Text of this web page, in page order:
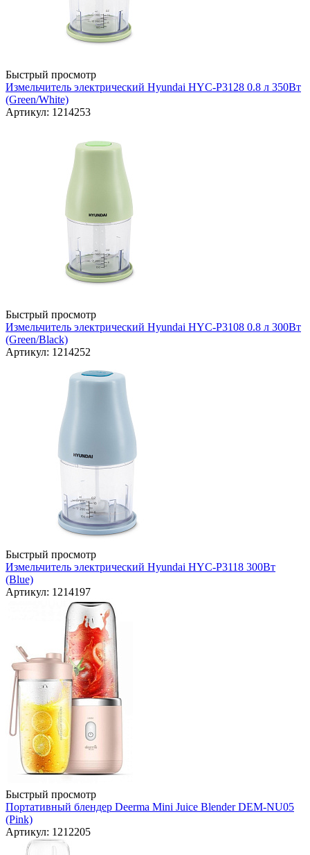
Быстрый просмотр
Измельчитель электрический Hyundai HYC-P3128 0.8 л 350Вт
(Green/White)
Артикул: 1214253
Быстрый просмотр
Измельчитель электрический Hyundai HYC-P3108 0.8 л 300Вт
(Green/Black)
Артикул: 1214252
Быстрый просмотр
Измельчитель электрический Hyundai HYC-P3118 300Вт
(Blue)
Артикул: 1214197
Быстрый просмотр
Портативный блендер Deerma Mini Juice Blender DEM-NU05
(Pink)
Артикул: 1212205